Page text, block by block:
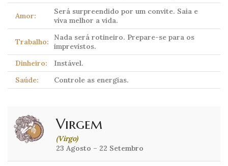
Amor:
Será surpreendido por um convite. Saia e
viva melhor a vida.
Trabalho:
Nada será rotineiro. Prepare-se para os
imprevistos.
Dinheiro:
Instável.
Saúde:
Controle as energias.
Virgem
(Virgo)
23 Agosto – 22 Setembro